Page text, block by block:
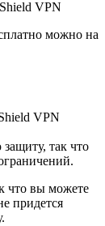
можно на
VPN
так что
что вы можете
придется